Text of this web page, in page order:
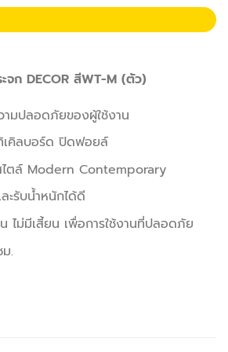
จก DECOR สีWT-M (ตัว)
ามปลอดภัยของผู้ใช้งาน
เคิลบอร์ด ปิดฟอยล์
ตล์ Modern Contemporary
ะรับน้ำหนักได้ดี
ไม่มีเสี้ยน เพื่อการใช้งานที่ปลอดภัย
.